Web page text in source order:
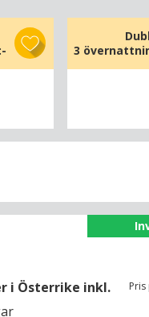
3
i Österrike inkl.